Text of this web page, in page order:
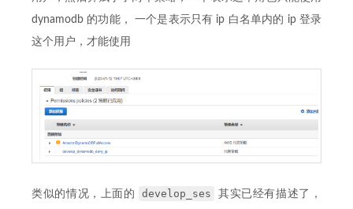
dynamodb 的功能， 一个是表示只有 ip 白名单内的 ip 登录
这个用户，才能使用
类似的情况，上面的 develop_ses
其实已经有描述了，